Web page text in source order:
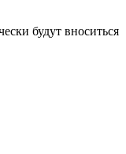
будут вноситься